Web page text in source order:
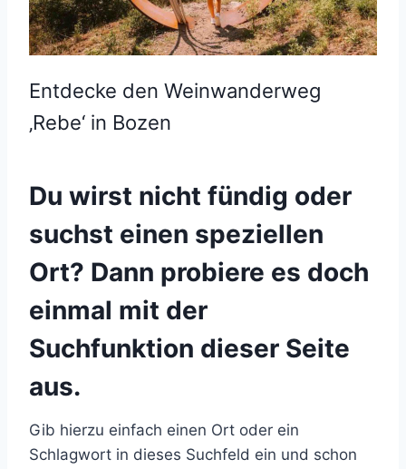
Entdecke den Weinwanderweg
‚Rebe‘ in Bozen
Du wirst nicht fündig oder
suchst einen speziellen
Ort? Dann probiere es doch
einmal mit der
Suchfunktion dieser Seite
aus.
Gib hierzu einfach einen Ort oder ein
Schlagwort in dieses Suchfeld ein und schon